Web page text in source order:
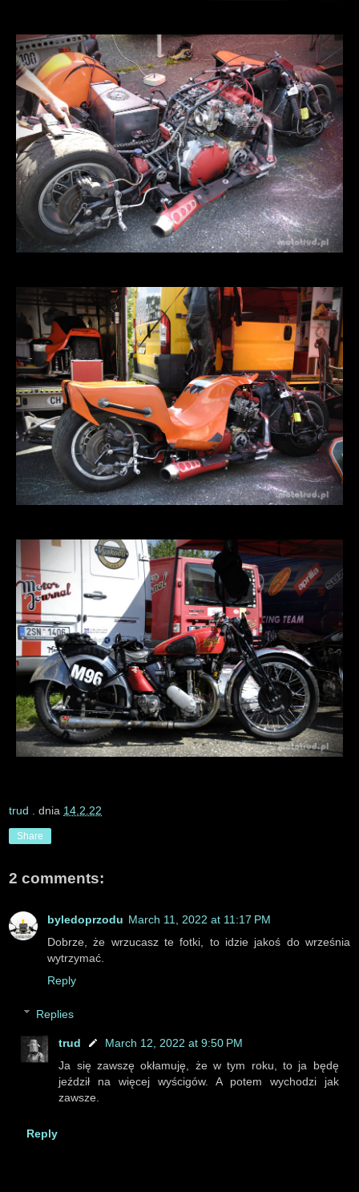
trud . dnia 14.2.22
Share
2 comments:
byledoprzodu March 11, 2022 at 11:17 PM
Dobrze, że wrzucasz te fotki, to idzie jakoś do września
wytrzymać.
Reply
Replies
trud
March 12, 2022 at 9:50 PM
Ja się zawszę okłamuję, że w tym roku, to ja będę
jeździł na więcej wyścigów. A potem wychodzi jak
zawsze.
Reply